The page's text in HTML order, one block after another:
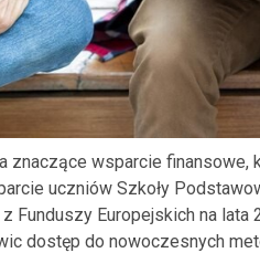
znaczące wsparcie
uczniów Szkoły
Funduszy Europejskich na
dostęp do nowoczesnych